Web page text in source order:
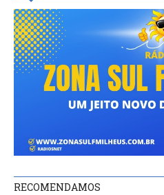
RECOMENDAMOS